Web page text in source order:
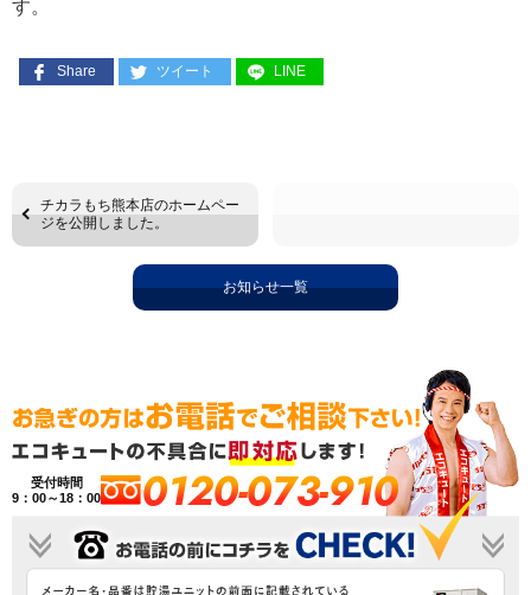
す。
Share ツイート LINE
チカラもち熊本店のホームペー
ジを公開しました。
お知らせ一覧
受付時間
9：00～18：00
0120-073-910